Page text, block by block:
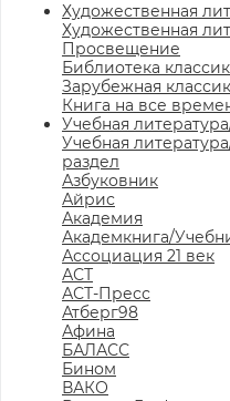
Художественная
Художественная
Просвещение
Библиотека
Зарубежная
Книга на все
Учебная
Учебная
раздел
Азбуковник
Айрис
Академия
Академкнига/
Ассоциация 21 век
АСТ
АСТ-Пресс
Атберг98
Афина
БАЛАСС
Бином
ВАКО